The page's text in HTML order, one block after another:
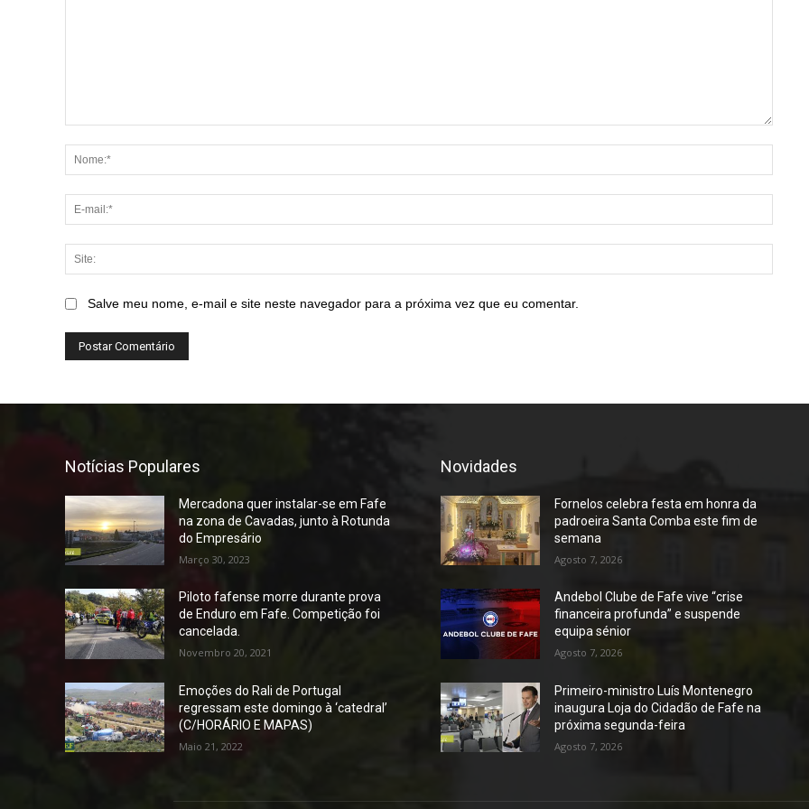
mail:*
Salve meu nome, e-mail e site neste navegador para a próxima vez que eu comentar.
Notícias Populares
Mercadona quer instalar-se em Fafe
na zona de Cavadas, junto à Rotunda
do Empresário
Março 30, 2023
Piloto fafense morre durante prova
de Enduro em Fafe. Competição foi
cancelada.
Novembro 20, 2021
Emoções do Rali de Portugal
regressam este domingo à ‘catedral’
(C/HORÁRIO E MAPAS)
Maio 21, 2022
Novidades
Fornelos celebra festa em honra da
padroeira Santa Comba este fim de
semana
Agosto 7, 2026
Andebol Clube de Fafe vive “crise
financeira profunda” e suspende
equipa sénior
Agosto 7, 2026
Primeiro-ministro Luís Montenegro
inaugura Loja do Cidadão de Fafe na
próxima segunda-feira
Agosto 7, 2026